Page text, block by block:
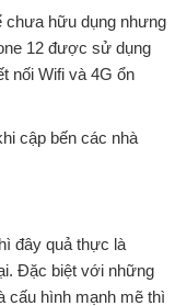
chưa hữu dụng nhưng
12 được sử dụng
nối Wifi và 4G ổn
cập bến các nhà
đây quả thực là
Đặc biệt với những
cấu hình mạnh mẽ thì